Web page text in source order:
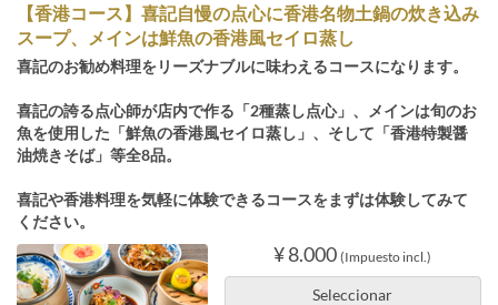
【香港コース】喜記自慢の点心に香港名物土鍋の炊き込み
スープ、メインは鮮魚の香港風セイロ蒸し
喜記のお勧め料理をリーズナブルに味わえるコースになります。
喜記の誇る点心師が店内で作る「2種蒸し点心」、メインは旬のお
魚を使用した「鮮魚の香港風セイロ蒸し」、そして「香港特製醤
油焼きそば」等全8品。
喜記や香港料理を気軽に体験できるコースをまずは体験してみて
ください。
¥ 8.000 (Impuesto incl.)
Seleccionar